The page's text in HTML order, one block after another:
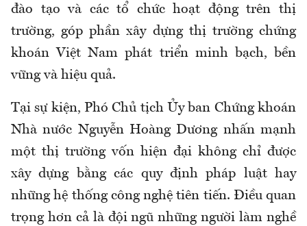
đào tạo và các tổ chức hoạt động trên thị
trường, góp phần xây dựng thị trường chứng
khoán Việt Nam phát triển minh bạch, bền
vững và hiệu quả.
Tại sự kiện, Phó Chủ tịch Ủy ban Chứng khoán
Nhà nước Nguyễn Hoàng Dương nhấn mạnh
một thị trường vốn hiện đại không chỉ được
xây dựng bằng các quy định pháp luật hay
những hệ thống công nghệ tiên tiến. Điều quan
trọng hơn cả là đội ngũ những người làm nghề